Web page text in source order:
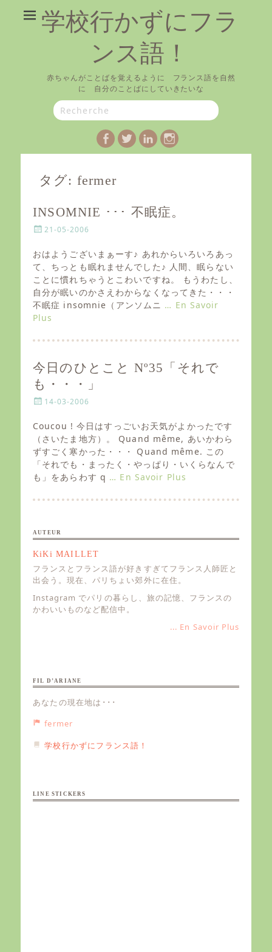
学校行かずにフラ
ンス語！
赤ちゃんがことばを覚えるように フランス語を自然
に 自分のことばにしていきたいな
Search
for:
Facebook
TwitterLinkedIn
Instagram
タグ: fermer
INSOMNIE ･･･ 不眠症。
P
s
t
e
d
o
n
21-05-2006
おはようございまぁーす♪ あれからいろいろあっ
て、ちっとも眠れませんでした♪ 人間、眠らない
ことに慣れちゃうとこわいですね。 もうわたし、
自分が眠いのかさえわからなくなってきた・・・
不眠症 insomnie（アンソムニ … En Savoir
Plus
今日のひとこと Nº35「それで
も・・・」
P
s
d
n
14-03-2006
Coucou ! 今日はすっごいお天気がよかったです
（さいたま地方）。 Quand même, あいかわら
ずすごく寒かった・・・ Quand même. この
「それでも・まったく・やっぱり・いくらなんで
も」をあらわす q … En Savoir Plus
AUTEUR
KiKi MAILLET
フランスとフランス語が好きすぎてフランス人師匠と
出会う。現在、パリちょい郊外に在住。
Instagram でパリの暮らし、旅の記憶、フランスの
かわいいものなど配信中。
... En Savoir Plus
FIL D’ARIANE
あなたの現在地は･･･
fermer
学校行かずにフランス語！
LINE STICKERS